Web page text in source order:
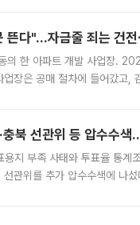
뜬다"…자금줄 죄는 건
의 한 아파트 개발 사업장.
업장은 공매 절차에 들어갔
충북 선관위 등 압수수색
지 부족 사태와 투표율 통계
관위를 추가 압수수색에 나